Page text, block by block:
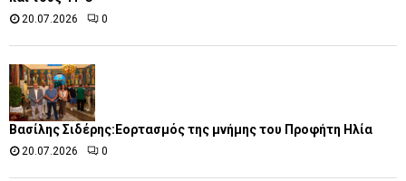
20.07.2026 0
Βασίλης Σιδέρης:Εορτασμός της μνήμης του Προφήτη Ηλία
20.07.2026 0